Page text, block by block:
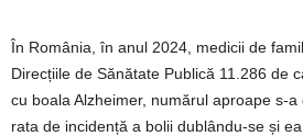
În România, în anul 2024, medicii de
Direcțiile de Sănătate Publică 11.286 de
cu boala Alzheimer, numărul aproape s-a
rata de incidență a bolii dublându-se și